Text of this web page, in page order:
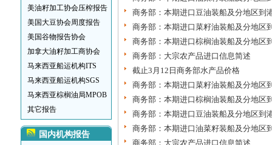
美油籽加工协会压榨报告
美国大豆协会周度报告
美国谷物报告协会
加拿大油籽加工商协会
马来西亚船运机构ITS
马来西亚船运机构SGS
马来西亚棕榈油局MPOB
其它报告
国内机构报告
商务部：本期进口豆油装船及分地区到
商务部：本期进口菜籽油装船及分地区
商务部：本期进口棕榈油装船及分地区
商务部：大宗农产品进口信息简述
截止3月12日商务部水产品价格
商务部：本期进口菜籽油装船及分地区
商务部：本期进口棕榈油装船及分地区
商务部：本期进口豆油装船及分地区到
商务部：本期进口油菜籽装船及分地区
商务部：大宗农产品进口信息简述